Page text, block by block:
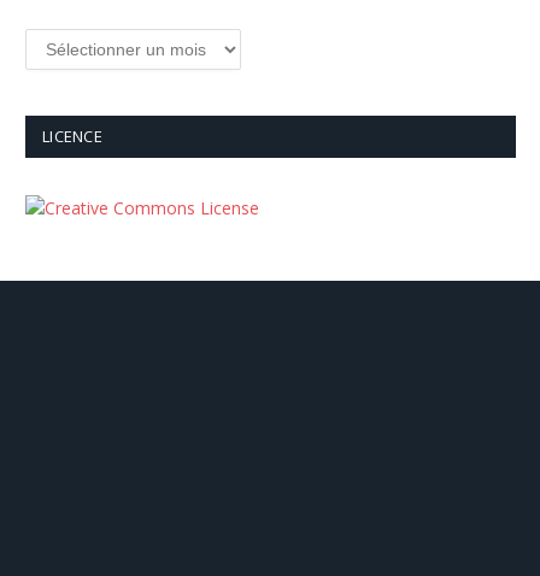
Archives
LICENCE